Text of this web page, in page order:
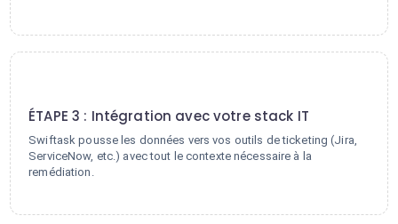
ÉTAPE 3 : Intégration avec votre stack IT
Swiftask pousse les données vers vos outils de ticketing (Jira,
ServiceNow, etc.) avec tout le contexte nécessaire à la
remédiation.